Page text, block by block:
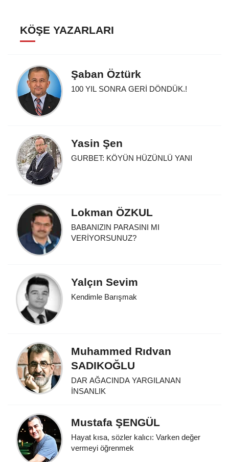
KÖŞE YAZARLARI
Şaban Öztürk
100 YIL SONRA GERİ DÖNDÜK.!
Yasin Şen
GURBET: KÖYÜN HÜZÜNLÜ YANI
Lokman ÖZKUL
BABANIZIN PARASINI MI
VERİYORSUNUZ?
Yalçın Sevim
Kendimle Barışmak
Muhammed Rıdvan
SADIKOĞLU
DAR AĞACINDA YARGILANAN
İNSANLIK
Mustafa ŞENGÜL
Hayat kısa, sözler kalıcı: Varken değer
vermeyi öğrenmek